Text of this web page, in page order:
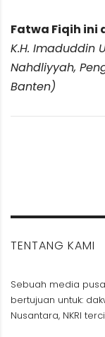
Fatwa Fiqih ini
K.H. Imaduddin
Nahdliyyah,
Banten)
TENTANG KAMI
Sebuah media
bertujuan untuk:
Nusantara, NKRI